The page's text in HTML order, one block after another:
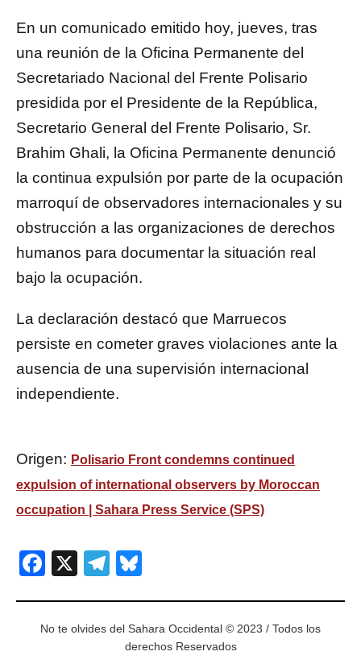
En un comunicado emitido hoy, jueves, tras
una reunión de la Oficina Permanente del
Secretariado Nacional del Frente Polisario
presidida por el Presidente de la República,
Secretario General del Frente Polisario, Sr.
Brahim Ghali, la Oficina Permanente denunció
la continua expulsión por parte de la ocupación
marroquí de observadores internacionales y su
obstrucción a las organizaciones de derechos
humanos para documentar la situación real
bajo la ocupación.
La declaración destacó que Marruecos
persiste en cometer graves violaciones ante la
ausencia de una supervisión internacional
independiente.
Origen: Polisario Front condemns continued
expulsion of international observers by Moroccan
occupation | Sahara Press Service (SPS)
Facebook
X Telegram
No te olvides del Sahara Occidental © 2023 / Todos los
derechos Reservados